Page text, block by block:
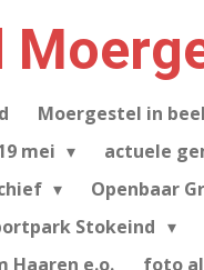
Moergestel in
mei
actuele
Openbaar
Stokeind
Haaren e.o.
foto